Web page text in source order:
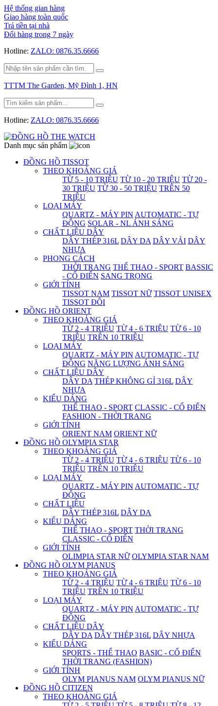
Hệ thống gian hàng
Giao hàng toàn quốc
Trả tiền tại nhà
Đổi hàng trong 7 ngày
Hotline: ZALO: 0876.35.6666
TTTM The Garden, Mỹ Đình 1, HN
Hotline: ZALO: 0876.35.6666
Danh mục sản phẩm
ĐỒNG HỒ TISSOT
THEO KHOẢNG GIÁ
TỪ 5 - 10 TRIỆU TỪ 10 - 20 TRIỆU TỪ 20 -
30 TRIỆU TỪ 30 - 50 TRIỆU TRÊN 50
TRIỆU
LOẠI MÁY
QUARTZ - MÁY PIN AUTOMATIC - TỰ
ĐỘNG SOLAR - NL ÁNH SÁNG
CHẤT LIỆU DÂY
DÂY THÉP 316L DÂY DA DÂY VẢI DÂY
NHỰA
PHONG CÁCH
THỜI TRANG THỂ THAO - SPORT BASSIC
- CỔ ĐIỂN SANG TRỌNG
GIỚI TÍNH
TISSOT NAM TISSOT NỮ TISSOT UNISEX
TISSOT ĐÔI
ĐỒNG HỒ ORIENT
THEO KHOẢNG GIÁ
TỪ 2 - 4 TRIỆU TỪ 4 - 6 TRIỆU TỪ 6 - 10
TRIỆU TRÊN 10 TRIỆU
LOẠI MÁY
QUARTZ - MÁY PIN AUTOMATIC - TỰ
ĐỘNG NĂNG LƯỢNG ÁNH SÁNG
CHẤT LIỆU DÂY
DÂY DA THÉP KHÔNG GỈ 316L DÂY
NHỰA
KIỂU DÁNG
THỂ THAO - SPORT CLASSIC - CỔ ĐIỂN
FASHION - THỜI TRANG
GIỚI TÍNH
ORIENT NAM ORIENT NỮ
ĐỒNG HỒ OLYMPIA STAR
THEO KHOẢNG GIÁ
TỪ 2 - 4 TRIỆU TỪ 4 - 6 TRIỆU TỪ 6 - 10
TRIỆU TRÊN 10 TRIỆU
LOẠI MÁY
QUARTZ - MÁY PIN AUTOMATIC - TỰ
ĐỘNG
CHẤT LIỆU
DÂY THÉP 316L DÂY DA
KIỂU DÁNG
THỂ THAO - SPORT THỜI TRANG
CLASSIC - CỔ ĐIỂN
GIỚI TÍNH
OLIMPIA STAR NỮ OLYMPIA STAR NAM
ĐỒNG HỒ OLYM PIANUS
THEO KHOẢNG GIÁ
TỪ 2 - 4 TRIỆU TỪ 4 - 6 TRIỆU TỪ 6 - 10
TRIỆU TRÊN 10 TRIỆU
LOẠI MÁY
QUARTZ - MÁY PIN AUTOMATIC - TỰ
ĐỘNG
CHẤT LIỆU DÂY
DÂY DA DÂY THÉP 316L DÂY NHỰA
KIỂU DÁNG
SPORTS - THỂ THAO BASIC - CỔ ĐIỂN
THỜI TRANG (FASHION)
GIỚI TÍNH
OLYM PIANUS NAM OLYM PIANUS NỮ
ĐỒNG HỒ CITIZEN
THEO KHOẢNG GIÁ